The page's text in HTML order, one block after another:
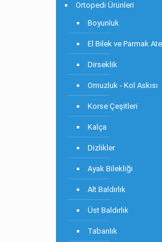
Ortopedi Ürünleri
Boyunluk
El Bilek ve Parmak
Dirseklik
Omuzluk - Kol Askısı
Korse Çeşitleri
Kalça
Dizlikler
Ayak Bilekliği
Alt Baldırlık
Üst Baldırlık
Tabanlık